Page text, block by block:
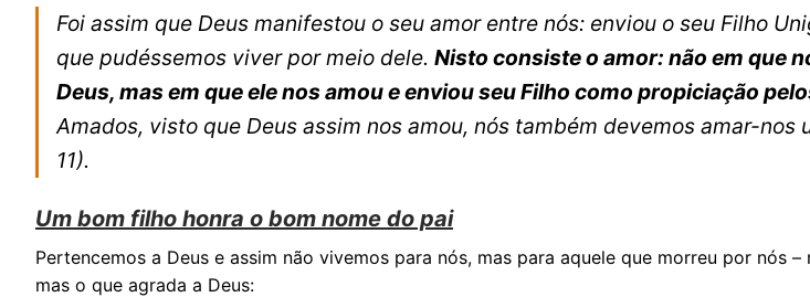
Foi assim que Deus manifestou o seu amor entre nós: enviou o seu Filho
que pudéssemos viver por meio dele. Nisto consiste o amor: não em que
Deus, mas em que ele nos amou e enviou seu Filho como propiciação
Amados, visto que Deus assim nos amou, nós também devemos amar-nos
11).
Um bom filho honra o bom nome do pai
Pertencemos a Deus e assim não vivemos para nós, mas para aquele que morreu por nós
mas o que agrada a Deus: